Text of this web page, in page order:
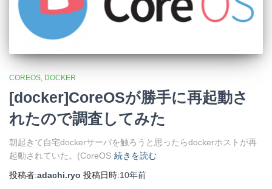
COREOS DOCKER
[docker]CoreOSが勝手に再起動さ
れたので調査してみた
朝起きて自宅dockerサーバを触ろうと思ったらdockerホストが再
起動されていた。(CoreOS 続きを読む
投稿者:adachi.ryo 投稿日時:10年前